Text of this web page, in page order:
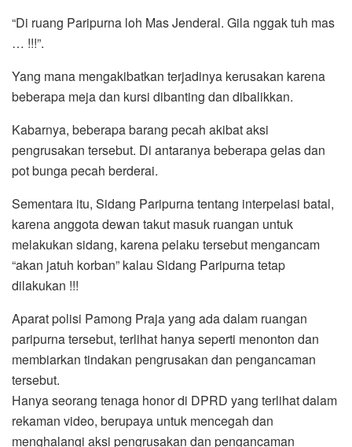
“Di ruang Paripurna loh Mas Jenderal. Gila nggak tuh mas
… !!!”.
Yang mana mengakibatkan terjadinya kerusakan karena
beberapa meja dan kursi dibanting dan dibalikkan.
Kabarnya, beberapa barang pecah akibat aksi
pengrusakan tersebut. Di antaranya beberapa gelas dan
pot bunga pecah berderai.
Sementara itu, Sidang Paripurna tentang interpelasi batal,
karena anggota dewan takut masuk ruangan untuk
melakukan sidang, karena pelaku tersebut mengancam
“akan jatuh korban” kalau Sidang Paripurna tetap
dilakukan !!!
Aparat polisi Pamong Praja yang ada dalam ruangan
paripurna tersebut, terlihat hanya seperti menonton dan
membiarkan tindakan pengrusakan dan pengancaman
tersebut.
Hanya seorang tenaga honor di DPRD yang terlihat dalam
rekaman video, berupaya untuk mencegah dan
menghalangi aksi pengrusakan dan pengancaman